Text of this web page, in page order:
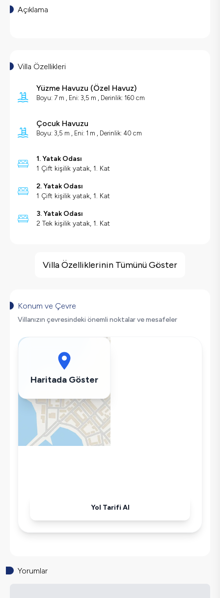
Açıklama
Villa Özellikleri
Yüzme Havuzu (Özel Havuz)
Boyu: 7 m , Eni: 3,5 m , Derinlik: 160 cm
Çocuk Havuzu
Boyu: 3,5 m , Eni: 1 m , Derinlik: 40 cm
1. Yatak Odası
1 Çift kişilik yatak, 1. Kat
2. Yatak Odası
1 Çift kişilik yatak, 1. Kat
3. Yatak Odası
2 Tek kişilik yatak, 1. Kat
Geniş Ailelere Uygun
Salıncak
Bulaşık Makinesi
Çamaşır Makinesi
Wifi / İnternet
Tost Makinesi
Mikrodalga
Kettle
Villa Özelliklerinin Tümünü Göster
Konum ve Çevre
Villanızın çevresindeki önemli noktalar ve mesafeler
Haritada Göster
Yol Tarifi Al
Yorumlar